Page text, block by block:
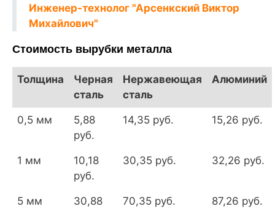
Инженер-технолог "Арсенкский Виктор
Михайлович"
Стоимость вырубки металла
Толщина
Черная
сталь
Нержавеющая
сталь
Алюминий
0,5 мм
5,88
руб.
14,35 руб. 15,26 руб.
1 мм
10,18
руб.
30,35 руб. 32,26 руб.
5 мм
30,88
70,35 руб. 87,26 руб.